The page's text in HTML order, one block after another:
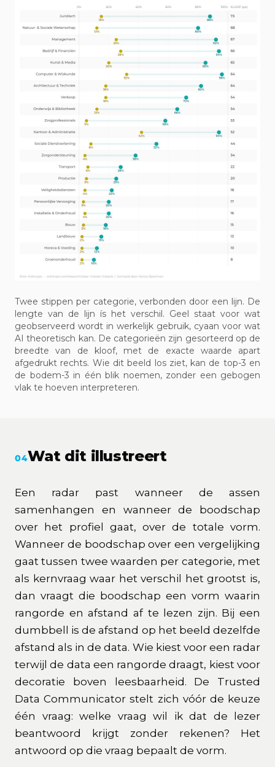
Twee stippen per categorie, verbonden door een lijn. De
lengte van de lijn ís het verschil. Geel staat voor wat
geobserveerd wordt in werkelijk gebruik, cyaan voor wat
AI theoretisch kan. De categorieën zijn gesorteerd op de
breedte van de kloof, met de exacte waarde apart
afgedrukt rechts. Wie dit beeld los ziet, kan de top-3 en
de bodem-3 in één blik noemen, zonder een gebogen
vlak te hoeven interpreteren.
04Wat dit illustreert
Een radar past wanneer de assen
samenhangen en wanneer de boodschap
over het profiel gaat, over de totale vorm.
Wanneer de boodschap over een vergelijking
gaat tussen twee waarden per categorie, met
als kernvraag waar het verschil het grootst is,
dan vraagt die boodschap een vorm waarin
rangorde en afstand af te lezen zijn. Bij een
dumbbell is de afstand op het beeld dezelfde
afstand als in de data. Wie kiest voor een radar
terwijl de data een rangorde draagt, kiest voor
decoratie boven leesbaarheid. De Trusted
Data Communicator stelt zich vóór de keuze
één vraag: welke vraag wil ik dat de lezer
beantwoord krijgt zonder rekenen? Het
antwoord op die vraag bepaalt de vorm.